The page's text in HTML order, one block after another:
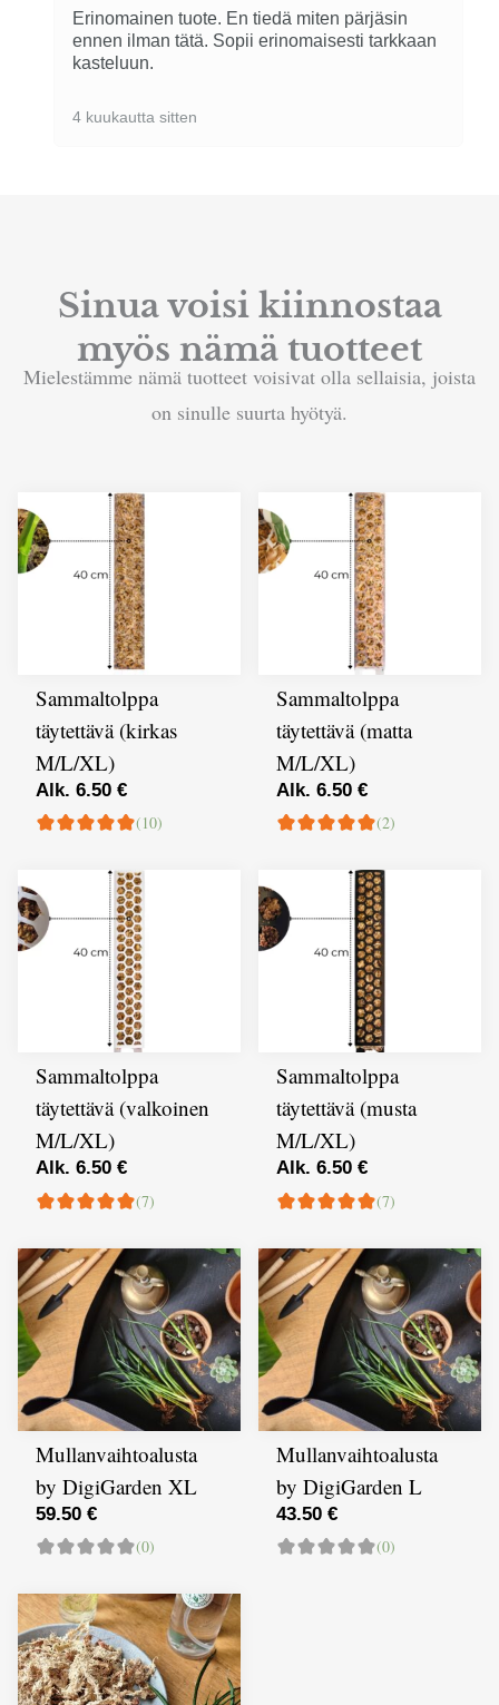
Erinomainen tuote. En tiedä miten pärjäsin
ennen ilman tätä. Sopii erinomaisesti tarkkaan
kasteluun.
4 kuukautta sitten
Sinua voisi kiinnostaa
myös nämä tuotteet
Mielestämme nämä tuotteet voisivat olla sellaisia, joista
on sinulle suurta hyötyä.
Sammaltolppa
täytettävä (kirkas
M/L/XL)
Alk. 6.50 €
(10)
Sammaltolppa
täytettävä (matta
M/L/XL)
Alk. 6.50 €
(2)
Sammaltolppa
täytettävä (valkoinen
M/L/XL)
Alk. 6.50 €
(7)
Sammaltolppa
täytettävä (musta
M/L/XL)
Alk. 6.50 €
(7)
Mullanvaihtoalusta
by DigiGarden XL
59.50 €
(0)
Mullanvaihtoalusta
by DigiGarden L
43.50 €
(0)